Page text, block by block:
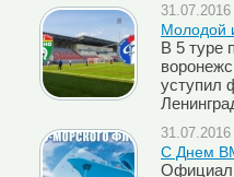
Молодой
В 5 туре
уступил
C Днем